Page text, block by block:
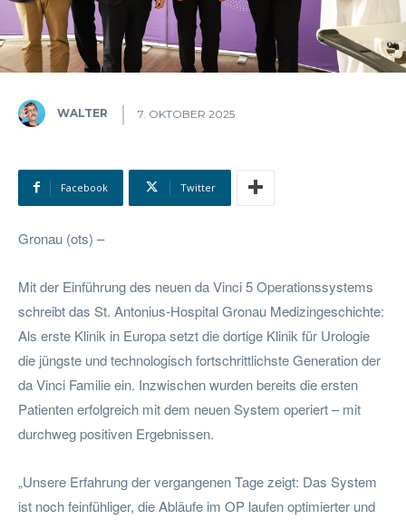
WALTER 7. OKTOBER 2025
Facebook Twitter
Gronau (ots) –
Mit der Einführung des neuen da Vinci 5 Operationssystems
schreibt das St. Antonius-Hospital Gronau Medizingeschichte:
Als erste Klinik in Europa setzt die dortige Klinik für Urologie
die jüngste und technologisch fortschrittlichste Generation der
da Vinci Familie ein. Inzwischen wurden bereits die ersten
Patienten erfolgreich mit dem neuen System operiert – mit
durchweg positiven Ergebnissen.
„Unsere Erfahrung der vergangenen Tage zeigt: Das System
ist noch feinfühliger, die Abläufe im OP laufen optimierter und